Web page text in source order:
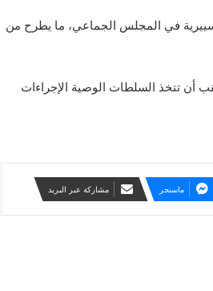
في المجلس الجماعي، ما يطرح من
أن تتخذ السلطات الوصية الإجراءات
ماسنجر مشاركة عبر البريد